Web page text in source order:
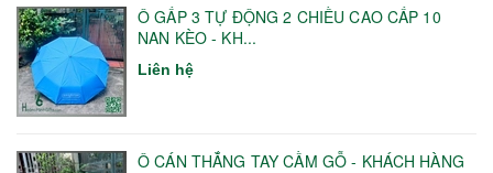
Ô GẤP 3 TỰ ĐỘNG 2 CHIỀU CAO CẤP 10
NAN KÈO - KH...
Liên hệ
Ô CÁN THẲNG TAY CẦM GỖ - KHÁCH HÀNG